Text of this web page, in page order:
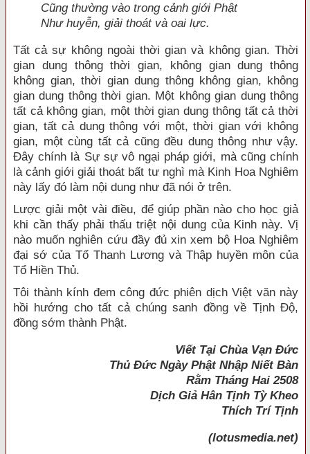
Cũng thường vào trong cảnh giới Phật
Như huyễn, giải thoát và oai lực.
Tất cả sự không ngoài thời gian và không gian. Thời
gian dung thông thời gian, không gian dung thông
không gian, thời gian dung thông không gian, không
gian dung thông thời gian. Một không gian dung thông
tất cả không gian, một thời gian dung thông tất cả thời
gian, tất cả dung thông với một, thời gian với không
gian, một cùng tất cả cũng đều dung thông như vậy.
Ðây chính là Sự sự vô ngại pháp giới, mà cũng chính
là cảnh giới giải thoát bất tư nghì mà Kinh Hoa Nghiêm
này lấy đó làm nội dung như đã nói ở trên.
Lược giải một vài điều, để giúp phần nào cho học giả
khi cần thấy phải thấu triệt nội dung của Kinh này. Vị
nào muốn nghiên cứu đầy đủ xin xem bộ Hoa Nghiêm
đại sớ của Tổ Thanh Lương và Thập huyền môn của
Tổ Hiền Thủ.
Tôi thành kính đem công đức phiên dịch Việt văn này
hồi hướng cho tất cả chúng sanh đồng về Tịnh Ðộ,
đồng sớm thành Phật.
Viết Tại Chùa Vạn Ðức
Thủ Ðức Ngày Phật Nhập Niết Bàn
Rằm Tháng Hai 2508
Dịch Giả Hân Tịnh Tỳ Kheo
Thích Trí Tịnh
(lotusmedia.net)